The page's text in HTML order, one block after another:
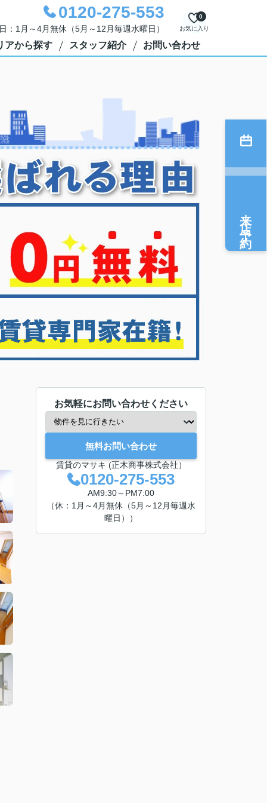
0120-275-553
1月～4月無休（5月～12月毎週水曜日） お気に入り
0
アから探す スタッフ紹介 お問い合わせ
お気軽にお問い合わせください
無料お問い合わせ
賃貸のマサキ (正木商事株式会社）
0120-275-553
AM9:30～PM7:00
（休：1月～4月無休（5月～12月毎週水
曜日））
来店予約